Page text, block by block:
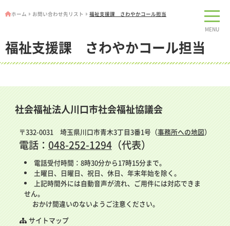
MENU
ホーム お問い合わせ先リスト 福祉支援課 さわやかコール担当
福祉支援課 さわやかコール担当
社会福祉法人川口市社会福祉協議会
〒332-0031 埼玉県川口市青木3丁目3番1号（事務所への地図）
電話： 048-252-1294（代表）
電話受付時間：8時30分から17時15分まで。
土曜日、日曜日、祝日、休日、年末年始を除く。
上記時間外には自動音声が流れ、ご用件には対応できま
せん。
おかけ間違いのないようご注意ください。
サイトマップ